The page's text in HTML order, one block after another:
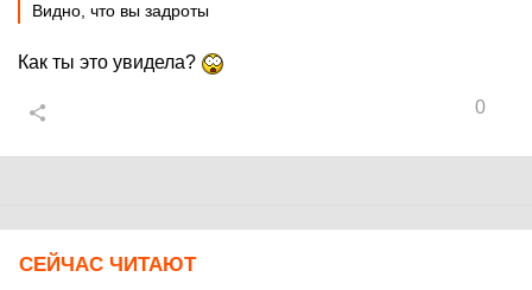
Видно, что вы задроты
Как ты это увидела?
0
СЕЙЧАС ЧИТАЮТ